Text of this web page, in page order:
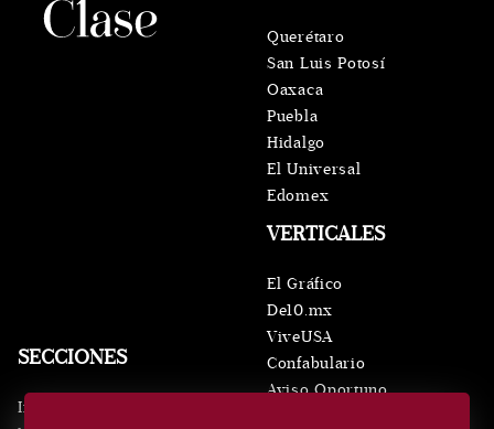
SECCIONES
Inicio
VERTICALES
El Gráfico
De10.mx
ViveUSA
Confabulario
Aviso Oportuno
Querétaro
San Luis Potosí
Oaxaca
Puebla
Hidalgo
El Universal
Edomex